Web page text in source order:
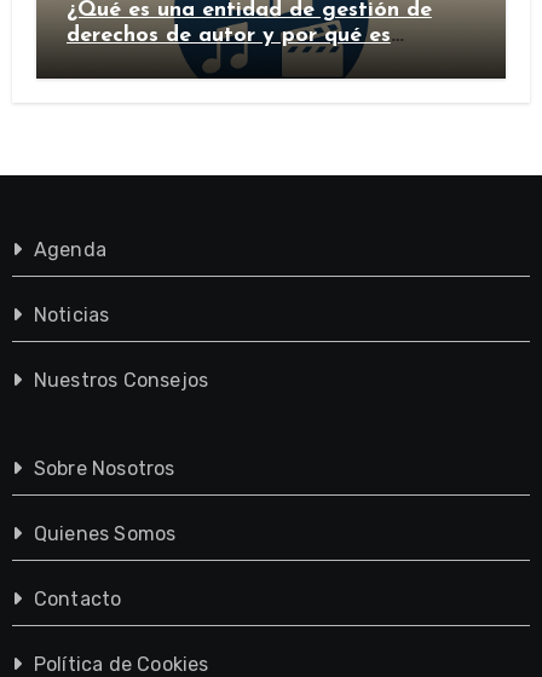
¿Qué es una entidad de gestión de
derechos de autor y por qué es
importante?
Agenda
Noticias
Nuestros Consejos
Sobre Nosotros
Quienes Somos
Contacto
Política de Cookies